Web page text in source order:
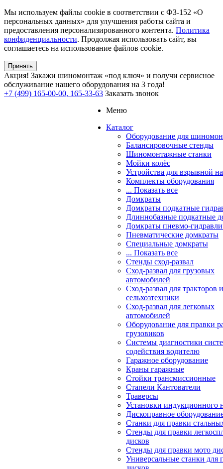
Мы используем файлы cookie в соответствии с ФЗ-152 «О
персональных данных» для улучшения работы сайта и
предоставления персонализированного контента. Политика
конфиденциальности. Продолжая использовать сайт, вы
соглашаетесь на использование файлов cookie.
Принять
Акция! Закажи шиномонтаж «под ключ» и получи сервисное
обслуживание нашего оборудования на 3 года!
+7 (499) 165-00-00, 165-33-63 Заказать звонок
Меню
Каталог
Оборудование для
Балансировочные стенды
Шиномонтажные станки
Мойки колёс
Устройства для взрывной
Комплекты оборудования
... Показать все
Домкраты
Домкраты подкатные
Длиннобазные подкатные
Домкраты пневмо-
Пневматические домкраты
Специальные домкраты
... Показать все
Стенды сход-развал
Сход-развал для грузовых
автомобилей
Сход-развал для тракторов и
сельхозтехники
Сход-развал для легковых
автомобилей
Оборудование для правки
грузовиков
Системы диагностики
содействия водителю
Гаражное оборудование
Краны гаражные
Стойки трансмиссионные
Стапели Кантователи
Траверсы
Установки индукционного
Дископравное
Станки для правки
Стенды для правки
дисков
Стенды для правки мото
Универсальные станки для